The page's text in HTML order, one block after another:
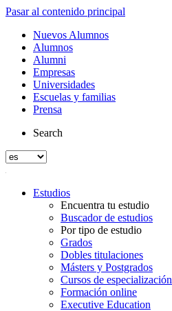
Pasar al contenido principal
Nuevos Alumnos
Alumnos
Alumni
Empresas
Universidades
Escuelas y familias
Prensa
Search
Estudios
Encuentra tu estudio
Buscador de estudios
Por tipo de estudio
Grados
Dobles titulaciones
Másters y Postgrados
Cursos de especialización
Formación online
Executive Education